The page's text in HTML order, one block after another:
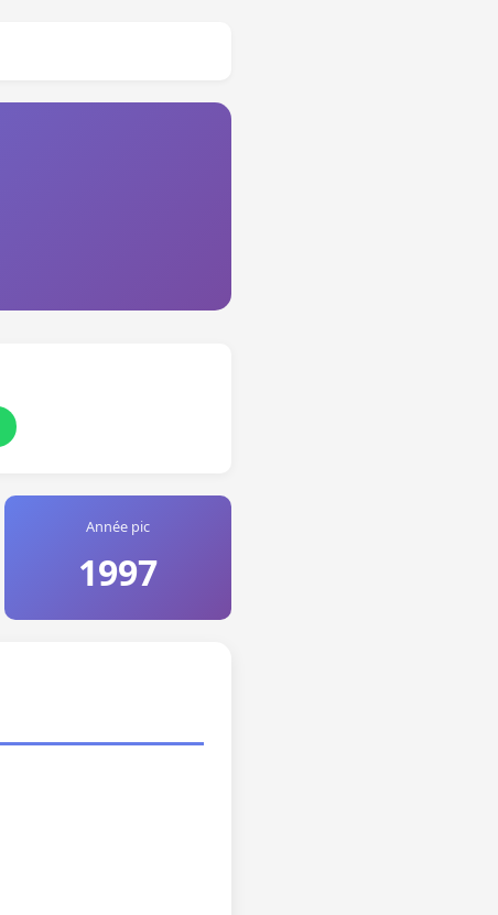
Année pic
1997